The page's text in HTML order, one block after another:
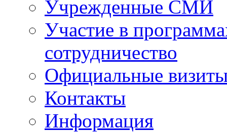
Учрежденные СМИ
Участие в
сотрудничество
Официальные
Контакты
Информация